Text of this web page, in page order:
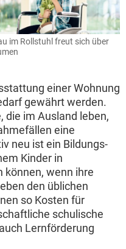
im Rollstuhl freut sich über
einer Wohnung
gewährt werden.
die im Ausland leben,
eine
neu ist ein Bildungs-
Kinder in
wenn ihre
den üblichen
so Kosten für
schulische
Lernförderung